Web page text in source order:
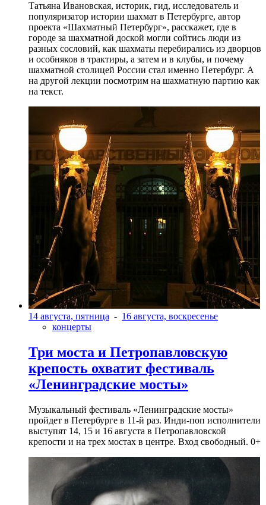
Татьяна Ивановская, историк, гид, исследователь и
популяризатор истории шахмат в Петербурге, автор
проекта «Шахматный Петербург», расскажет, где в
городе за шахматной доской могли сойтись люди из
разных сословий, как шахматы перебирались из дворцов
и особняков в трактиры, а затем и в клубы, и почему
шахматной столицей России стал именно Петербург. А
на другой лекции посмотрим на шахматную партию как
на текст.
14 августа, пятница - 16 августа, воскресенье
концерты
Три моста и Петропавловскую
крепость охватит фестиваль
«Ленинградские мосты»
Музыкальный фестиваль «Ленинградские мосты»
пройдет в Петербурге в 11-й раз. Инди-поп исполнители
выступят 14, 15 и 16 августа в Петропавловской
крепости и на трех мостах в центре. Вход свободный. 0+